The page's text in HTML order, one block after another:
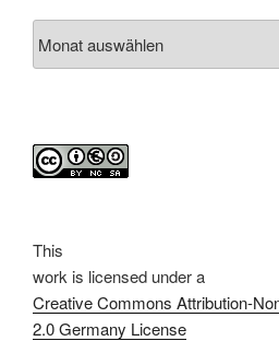
This
work is licensed under a
Creative Commons Attribution-
2.0 Germany License